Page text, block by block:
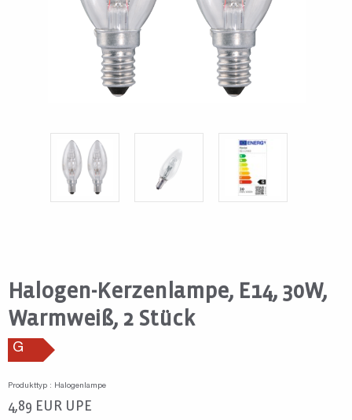
Halogen-Kerzenlampe, E14, 30W,
Warmweiß, 2 Stück
G
Produkttyp : Halogenlampe
4,89 EUR UPE